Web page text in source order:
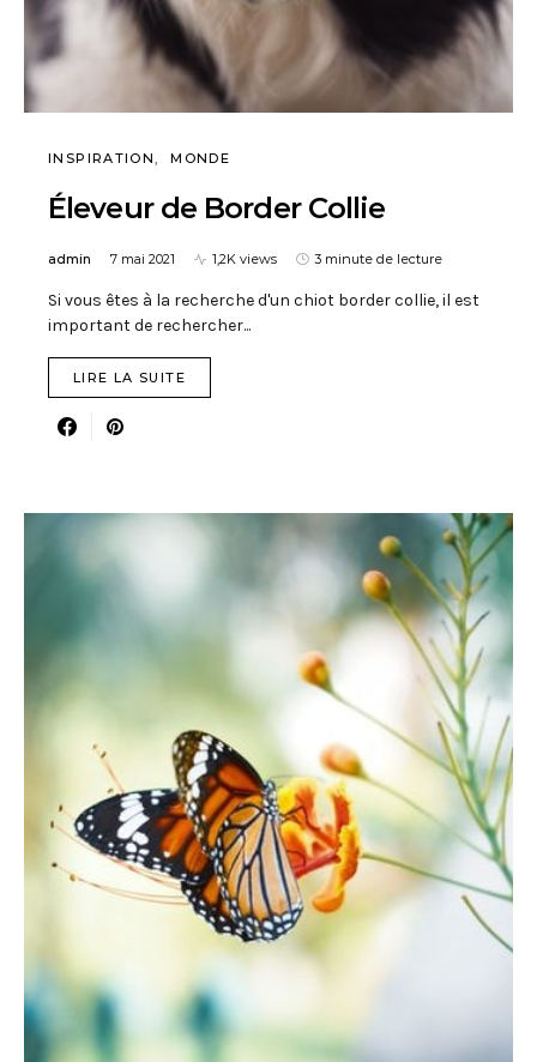
INSPIRATION MONDE
Éleveur de Border Collie
admin 7 mai 2021 1,2K views 3 minute de lecture
Si vous êtes à la recherche d'un chiot border collie, il est
important de rechercher...
LIRE LA SUITE